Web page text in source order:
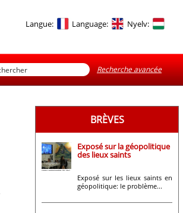
Langue: Language: Nyelv:
Recherche avancée
BRÈVES
Exposé sur la géopolitique
des lieux saints
Exposé sur les lieux saints en
géopolitique: le problème...